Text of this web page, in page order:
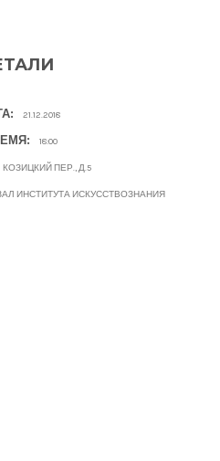
21.12.2018
18:00
КОЗИЦКИЙ ПЕР., Д.5
ИНСТИТУТА ИСКУССТВОЗНАНИЯ